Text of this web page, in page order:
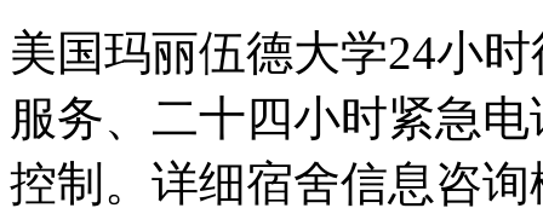
美国玛丽伍德大学24小
服务、二十四小时紧急
控制。详细宿舍信息咨